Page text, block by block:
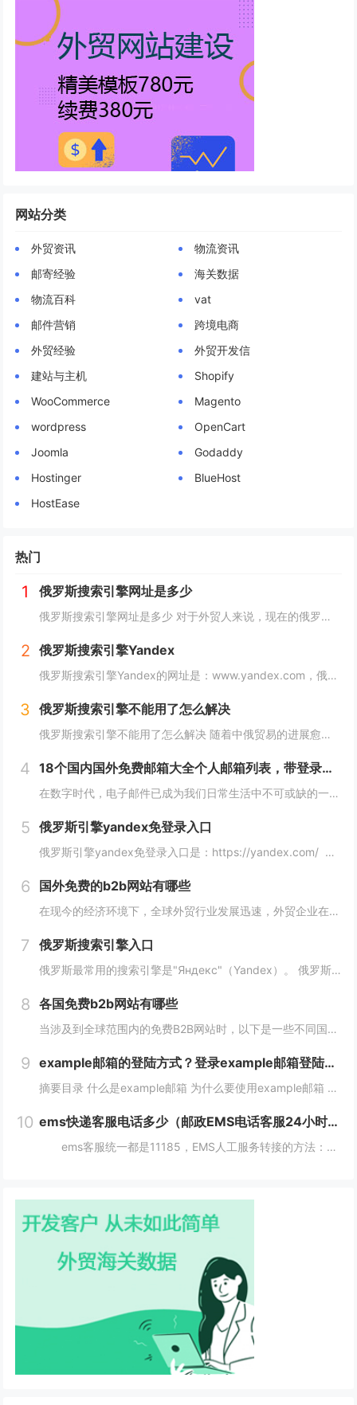
网站分类
外贸资讯
物流资讯
邮寄经验
海关数据
物流百科
vat
邮件营销
跨境电商
外贸经验
外贸开发信
建站与主机
Shopify
WooCommerce
Magento
wordpress
OpenCart
Joomla
Godaddy
Hostinger
BlueHost
HostEase
热门
1 俄罗斯搜索引擎网址是多少
俄罗斯搜索引擎网址是多少 对于外贸人来说，现在的俄罗斯市场可以算是一个炙手可热的香饽饽，而要开发俄罗斯客户，就需要会用他们的搜索引擎，下面详细介绍俄罗斯搜索引擎网址是多少？ 俄罗斯搜索引擎网址是多少 俄罗斯引擎官方入口地址https...
2 俄罗斯搜索引擎Yandex
俄罗斯搜索引擎Yandex的网址是：www.yandex.com，俄罗斯最著名和最常用的搜索引擎之一，"Яндекс"（Yandex）提供搜索引擎、电子邮件、在线地图、音乐、新闻、视频等各种在线服务。 如果你想访问"Яндекс"（Yan...
3 俄罗斯搜索引擎不能用了怎么解决
俄罗斯搜索引擎不能用了怎么解决 随着中俄贸易的进展愈加顺利，越来越多的外贸人都尝试着与俄罗斯客户进行接触，而这最重要的便是学会使用俄罗斯搜索引擎，但很多人会发现自己的搜索引擎突然不能用了，下面，小编就来详细介绍下俄罗斯搜索引擎不能用了怎么解...
4 18个国内国外免费邮箱大全个人邮箱列表，带登录链接
在数字时代，电子邮件已成为我们日常生活中不可或缺的一部分。无论是在工作、学习还是生活中，我们都需要一个安全、稳定、快速的邮箱服务来满足我们的需求。今天，我们将为您带来18个国内外免费邮箱大全，并附上登录链接，让您轻松获取您心仪的邮箱服务。...
5 俄罗斯引擎yandex免登录入口
俄罗斯引擎yandex免登录入口是：https://yandex.com/ 无须登录直接使用，接下来小编就来给大家详细介绍。 俄罗斯引擎yandex免登录入口 Yandex是俄罗斯最大的互联网公司之一，其拥有自己的搜索引...
6 国外免费的b2b网站有哪些
在现今的经济环境下，全球外贸行业发展迅速，外贸企业在寻找客户方面也变得越来越重要，并且更加重视做好国外B2B网站的使用。因此，在选择一个合适的国外B2B网站时，您应该根据您的需求选择一个合适的网站，下面介绍一下国外免费的b2b网站有哪些？...
7 俄罗斯搜索引擎入口
俄罗斯最常用的搜索引擎是"Яндекс"（Yandex）。 俄罗斯搜索引擎yandex入口： 1、俄罗斯搜索引擎入口1：yandex.com，无须登录直接使用。 2、俄罗斯搜索引擎入口2：www.yandex.ru，需要登录使用。...
8 各国免费b2b网站有哪些
当涉及到全球范围内的免费B2B网站时，以下是一些不同国家的B2B网站，它们为企业提供了广阔的国际市场。这些网站在不同国家和地区具有不同的影响力，但都是免费使用的。 各国免费b2b网站： 1. 中国： - Alib...
9 example邮箱的登陆方式？登录example邮箱登陆服务器的步骤？
摘要目录 什么是example邮箱 为什么要使用example邮箱 example邮箱的登陆方式 如何保护example邮箱的安全性 结论 什么是example邮箱 example邮箱是由著名IT企...
10 ems快递客服电话多少（邮政EMS电话客服24小时服务热线）
ems客服统一都是11185，EMS人工服务转接的方法：1、使用固定电话或手机拨打11183，接通后，按1进入”上门揽收“，告诉客服人员您的取件地址、联系人和电话就可以上门取件。2、按2进入。 11183是邮政EMS的服务电话...